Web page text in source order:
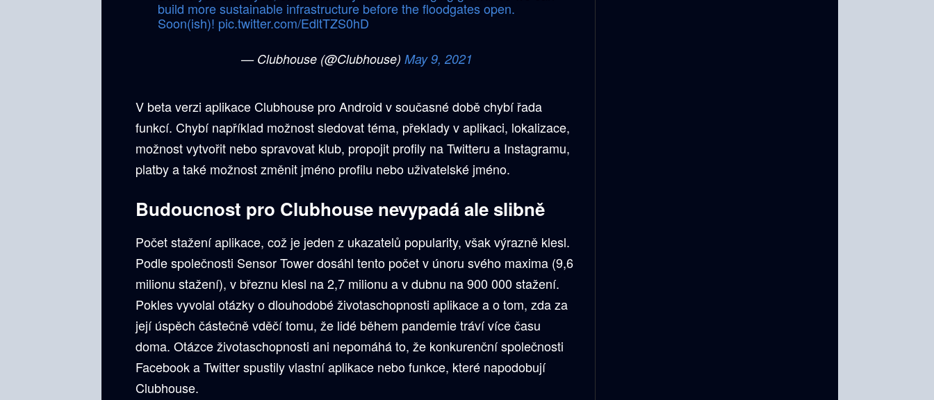
build more sustainable infrastructure before the floodgates open.
Soon(ish)! pic.twitter.com/EdltTZS0hD
— Clubhouse (@Clubhouse)May 9, 2021
V beta verzi aplikace Clubhouse pro Android v současné době chybí řada
funkcí. Chybí například možnost sledovat téma, překlady v aplikaci, lokalizace,
možnost vytvořit nebo spravovat klub, propojit profily na Twitteru a Instagramu,
platby a také možnost změnit jméno profilu nebo uživatelské jméno.
Budoucnost pro Clubhouse nevypadá ale slibně
Počet stažení aplikace, což je jeden z ukazatelů popularity, však výrazně klesl.
Podle společnosti Sensor Tower dosáhl tento počet v únoru svého maxima (9,6
milionu stažení), v březnu klesl na 2,7 milionu a v dubnu na 900 000 stažení.
Pokles vyvolal otázky o dlouhodobé životaschopnosti aplikace a o tom, zda za
její úspěch částečně vděčí tomu, že lidé během pandemie tráví více času
doma. Otázce životaschopnosti ani nepomáhá to, že konkurenční společnosti
Facebook a Twitter spustily vlastní aplikace nebo funkce, které napodobují
Clubhouse.